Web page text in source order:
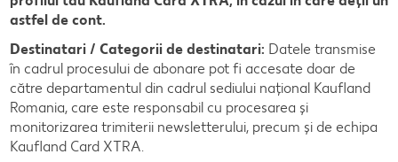
astfel de cont.
Destinatari / Categorii de destinatari: Datele transmise
în cadrul procesului de abonare pot fi accesate doar de
către departamentul din cadrul sediului național Kaufland
Romania, care este responsabil cu procesarea și
monitorizarea trimiterii newsletterului, precum și de echipa
Kaufland Card XTRA.